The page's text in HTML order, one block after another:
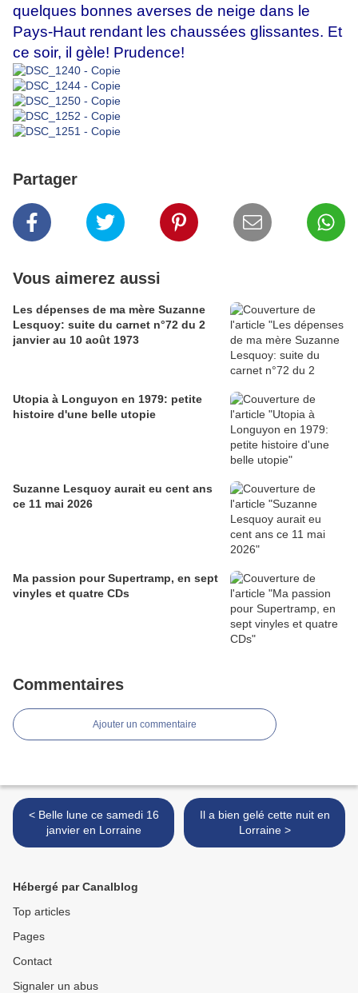
quelques bonnes averses de neige dans le
Pays-Haut rendant les chaussées glissantes. Et
ce soir, il gèle! Prudence!
Partager
Vous aimerez aussi
Les dépenses de ma mère Suzanne
Lesquoy: suite du carnet n°72 du 2
janvier au 10 août 1973
Utopia à Longuyon en 1979: petite
histoire d'une belle utopie
Suzanne Lesquoy aurait eu cent ans
ce 11 mai 2026
Ma passion pour Supertramp, en sept
vinyles et quatre CDs
Commentaires
Ajouter un commentaire
< Belle lune ce samedi 16
janvier en Lorraine
Il a bien gelé cette nuit en
Lorraine >
Hébergé par Canalblog
Top articles
Pages
Contact
Signaler un abus